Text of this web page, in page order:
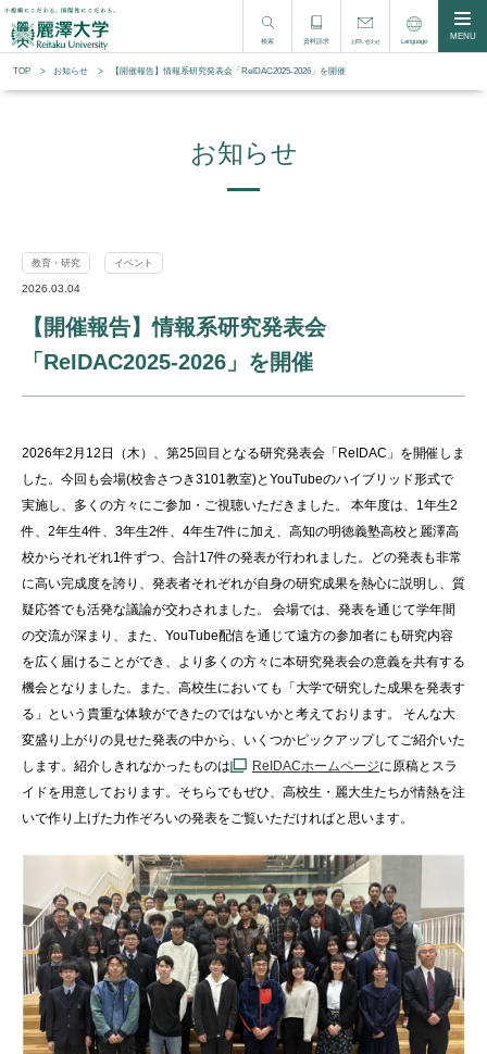
検索 資料請求 お問い合わせ Language MENU
TOP お知らせ 【開催報告】情報系研究発表会「ReIDAC2025-2026」を開催
お知らせ
教育・研究 イベント
2026.03.04
【開催報告】情報系研究発表会
「ReIDAC2025-2026」を開催
2026年2月12日（木）、第25回目となる研究発表会「ReIDAC」を開催しま
した。今回も会場(校舎さつき3101教室)とYouTubeのハイブリッド形式で
実施し、多くの方々にご参加・ご視聴いただきました。 本年度は、1年生2
件、2年生4件、3年生2件、4年生7件に加え、高知の明徳義塾高校と麗澤高
校からそれぞれ1件ずつ、合計17件の発表が行われました。どの発表も非常
に高い完成度を誇り、発表者それぞれが自身の研究成果を熱心に説明し、質
疑応答でも活発な議論が交わされました。 会場では、発表を通じて学年間
の交流が深まり、また、YouTube配信を通じて遠方の参加者にも研究内容
を広く届けることができ、より多くの方々に本研究発表会の意義を共有する
機会となりました。また、高校生においても「大学で研究した成果を発表す
る」という貴重な体験ができたのではないかと考えております。 そんな大
変盛り上がりの見せた発表の中から、いくつかピックアップしてご紹介いた
します。紹介しきれなかったものは
ReIDACホームページに原稿とスラ
イドを用意しております。そちらでもぜひ、高校生・麗大生たちが情熱を注
いで作り上げた力作ぞろいの発表をご覧いただければと思います。